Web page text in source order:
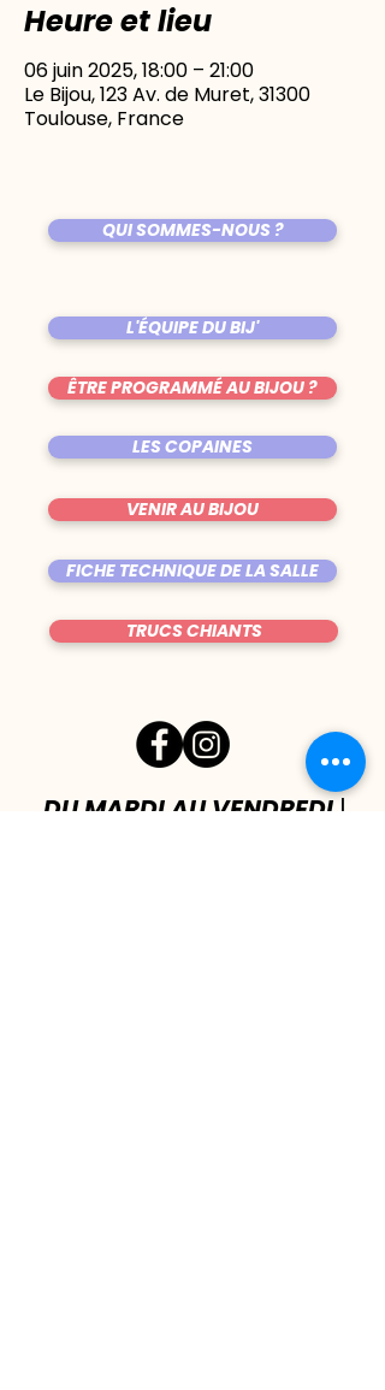
Heure et lieu
06 juin 2025, 18:00 – 21:00
Le Bijou, 123 Av. de Muret, 31300
Toulouse, France
QUI SOMMES-NOUS ?
L'ÉQUIPE DU BIJ'
ÊTRE PROGRAMMÉ AU BIJOU ?
LES COPAINES
VENIR AU BIJOU
FICHE TECHNIQUE DE LA SALLE
TRUCS CHIANTS
DU MARDI AU VENDREDI|